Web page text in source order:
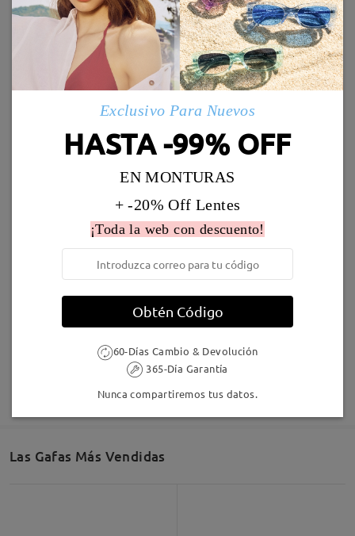
Leer todos los
comentarios
Deje su comentario
Enviado
5-7 días laborales detalles
Llegado
Marcos Similares
S42386
26,95 € S44799
Las Gafas Más Vendidas
Exclusivo Para Nuevos
HASTA -99% OFF
EN MONTURAS
+ -20% Off Lentes
¡Toda la web con descuento!
Obtén Código
60-Días Cambio & Devolución
365-Día Garantía
Nunca compartiremos tus datos.